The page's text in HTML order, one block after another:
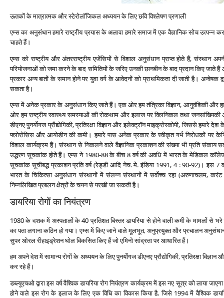
ऊतकों के मात्रात्‍मक और स्‍टेरोलॉजिकल अध्‍ययन के लिए छवि विश्‍लेषण प्रणाली
एम्‍स का अनुसंधान हमारे राष्‍ट्रीय प्रयास के अलावा हमारे समाज में एक वैज्ञानिक सोच
चाहते हैं।
एम्‍स को राष्‍ट्रीय और अंतरराष्‍ट्रीय एजेंसियों से विशाल अनुसंधान प्राप्‍त होते हैं,
परियोजनाओं को जमा करने के बाद समितियों के जरिए उनकी छानबीन के बाद प्रदान किए
प्रकार अन्‍य बातों के समान होने पर युवा वर्ग के आवेदनों को प्राथमिकता दी जाती है।
सकता है।
एम्‍स में अनेक प्रकार के अनुसंधान किए जाते हैं। एक ओर हम तंत्रिका विज्ञान, आनुवंशिकी और
ओर हम राष्‍ट्रीय स्‍वास्‍थ्‍य समस्‍याओं की रोकथाम और इलाज पर क्लिनिकल तथा
डीएनए पुनर्योगज प्रौद्योगिकी, प्रतिरक्षा विज्ञान और इलेक्‍ट्रॉन माइक्रोस्‍कोपी, जिससे हमारे
फ्लोरोसिस और आयोडीन की कमी। हमारे पास अनेक प्रकार के स्‍वीकृत गर्भ निरोधकों पर
विशाल कार्यक्रम हैं। संस्‍थान से निकलने वाले वैज्ञानिक प्रकाशन की संख्‍या भी प्रति
उद्धरण सूचकांक होते हैं। एम्‍स ने 1980-88 के बीच 8 वर्ष की अवधि में भारत के मेडिकल
सूचकांक सूचीबद्ध प्रकाशन प्रति वर्ष (रेड्डी आदि नेच. मे. इंडिया 1991, 4 : 90-92)। इस 7
भारत के चिकित्‍सा अनुसंधान संस्‍थानों में संलग्‍न संस्‍थानों में सर्वोच्‍च रहा (अरुणाचलम,
निम्‍नलिखित प्रबलन क्षेत्रों के चयन से परखी जा सकती है।
डायरिया रोगों का नियंत्रण
1980 के दशक में अस्‍पतालों के 40 प्रतिशत बिस्‍तर डायरिया से होने वाली कमी के मामलों से
का पता लगाना कठिन हो गया। एम्‍स में किए जाने वाले मूलभूत, अनुप्रयुक्‍त और प्रचालन
सुपर ओरल रीहाइड्रेशन घोल विकसित किए हैं जो एमिनो सांद्रता पर आधारित हैं।
हम अपने देश में सामान्‍य रोगों के अध्‍ययन के लिए पुनर्योगज डीएनए प्रौद्योगिकी, प्रतिरक्षा
कर रहे हैं।
डब्‍ल्‍यूएचओ द्वारा इस वर्ष वैश्विक डायरिया रोग नियंत्रण कार्यक्रम में इस नए सूत्र को लाया
होने वाले इस रोग के इलाज के लिए एक विधि का विकास किया है, जिसे 1994 में वैश्विक